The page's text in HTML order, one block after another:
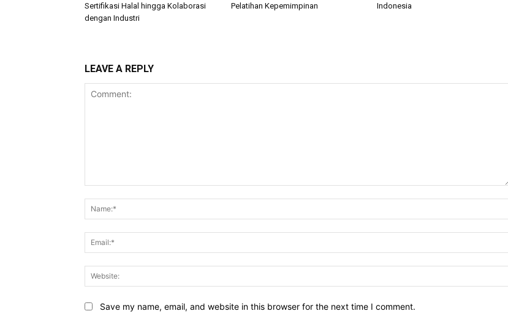
Sertifikasi Halal hingga Kolaborasi
dengan Industri
Pelatihan Kepemimpinan
Indonesia
LEAVE A REPLY
Save my name, email, and website in this browser for the next time I comment.